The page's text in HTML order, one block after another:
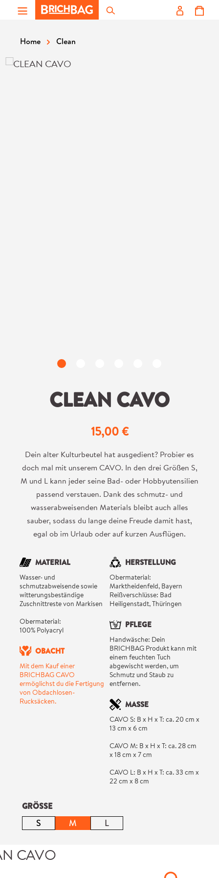
Zum Hauptinhalt springen
Home Clean
Bildergalerie überspringen
CLEAN CAVO
Regulärer Preis:
15,00 €
Dein alter Kulturbeutel hat ausgedient? Probier es
doch mal mit unserem CAVO. In den drei Größen S,
M und L kann jeder seine Bad- oder Hobbyutensilien
passend verstauen. Dank des schmutz- und
wasserabweisenden Materials bleibt auch alles
sauber, sodass du lange deine Freude damit hast,
egal ob im Urlaub oder auf kurzen Ausflügen.
MATERIAL
Wasser- und
schmutzabweisende sowie
witterungsbeständige
Zuschnittreste von Markisen
Obermaterial:
100% Polyacryl
OBACHT
Mit dem Kauf einer
BRICHBAG CAVO
ermöglichst du die Fertigung
von Obdachlosen-
Rucksäcken.
HERSTELLUNG
Obermaterial:
Marktheidenfeld, Bayern
Reißverschlüsse: Bad
Heiligenstadt, Thüringen
PFLEGE
Handwäsche: Dein
BRICHBAG Produkt kann mit
einem feuchten Tuch
abgewischt werden, um
Schmutz und Staub zu
entfernen.
MASSE
CAVO S: B x H x T: ca. 20 cm x
13 cm x 6 cm
CAVO M: B x H x T: ca. 28 cm
x 18 cm x 7 cm
CAVO L: B x H x T: ca. 33 cm x
22 cm x 8 cm
GRÖSSEauswählen
S(Diese Option ist zurzeit nicht verfügbar.)
M(Diese Option ist zurzeit nicht verfügbar.)
L